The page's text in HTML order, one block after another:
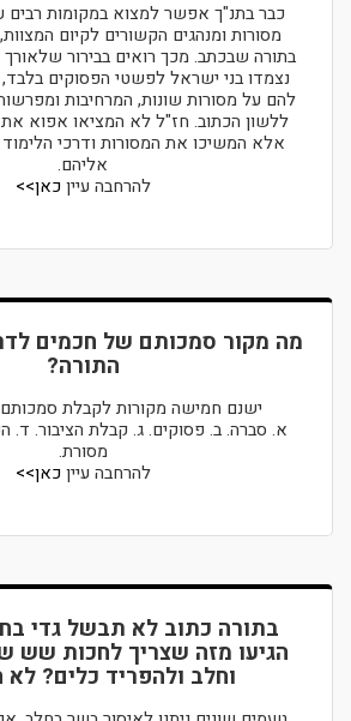
כבר בתנ"ך אפשר למצוא במקומות רבים
מסורות ומנהגים הקשורים לקיום
בתורה שבכתב. מכך רואים בבירור
נצמדו בני ישראל לפשטי הפסוקים
להם על מסורות שונות, המרחיבות
ללשון הכתוב. חז"ל לא המציאו אפוא
אלא המשיכו את המסורות ודרכי
אליהם.
להרחבה עיין כאן>>
מה מקור סמכותם של חכמים
התורה?
ישנם חמישה מקורות לקבלת
א. סברה. ב. פסוקים. ג. קבלת הציבור. ד.
מסורת.
להרחבה עיין כאן>>
בתורה כתוב לא תבשל גדי
הגיעו מזה שצריך לחכות שש
וחלב ולהפריד כלים? לא